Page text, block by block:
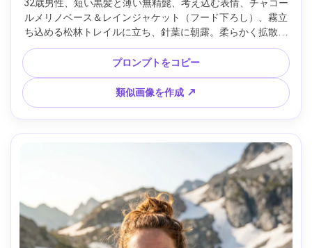
32歳男性、短い黒髪と薄い無精髭、考え込む表情、チャコー
ルメリノベース＆レインジャケット（フード下ろし）、霧立
ち込める松林トレイルに立ち、針葉に朝露。柔らかく拡散し
た曇天光、Canon R5、50mm f/1.8、控えめな背景の霞み、
目線の高さ、ヘッドショットのクロップ、映画的なグリー
ン、リアルな肌・自然な影、シャープな目、高解像度 --ar
4:5
プロンプトをコピー
類似画像を作成 ↗